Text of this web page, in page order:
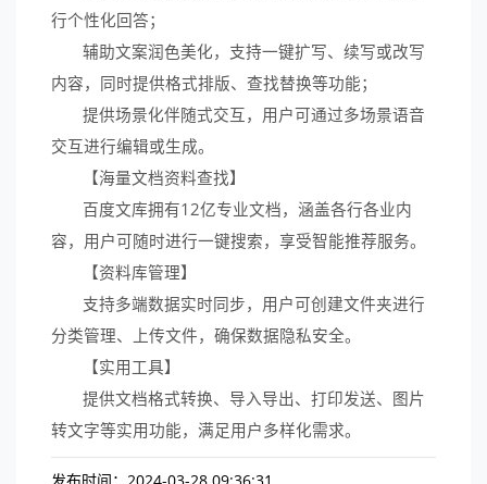
行个性化回答；
辅助文案润色美化，支持一键扩写、续写或改写
内容，同时提供格式排版、查找替换等功能；
提供场景化伴随式交互，用户可通过多场景语音
交互进行编辑或生成。
【海量文档资料查找】
百度文库拥有12亿专业文档，涵盖各行各业内
容，用户可随时进行一键搜索，享受智能推荐服务。
【资料库管理】
支持多端数据实时同步，用户可创建文件夹进行
分类管理、上传文件，确保数据隐私安全。
【实用工具】
提供文档格式转换、导入导出、打印发送、图片
转文字等实用功能，满足用户多样化需求。